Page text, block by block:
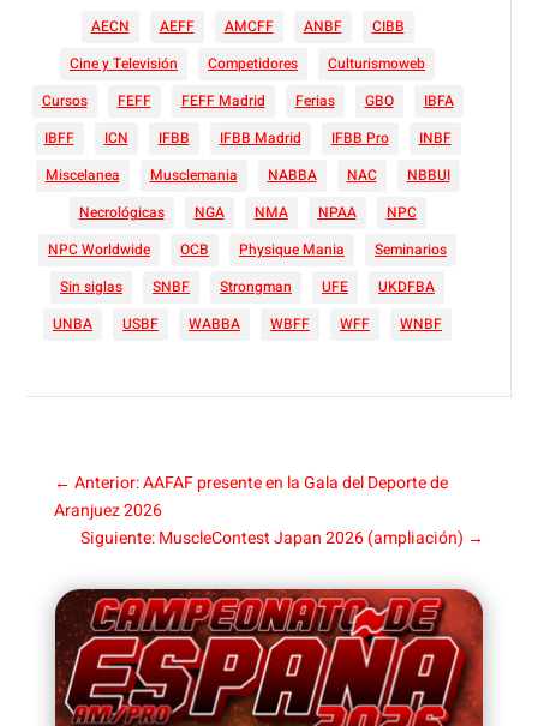
AECN AEFF AMCFF ANBF
CIBB
Cine y Televisión
Competidores
Culturismoweb
Cursos
FEFF FEFF Madrid Ferias GBO
IBFA
IBFF
ICN IFBB IFBB Madrid IFBB Pro
INBF
Miscelanea
Musclemania NABBA NAC
NBBUI
Necrológicas
NGA NMA NPAA
NPC
NPC Worldwide
OCB Physique Mania
Seminarios
Sin siglas
SNBF Strongman UFE
UKDFBA
UNBA
USBF WABBA WBFF WFF WNBF
← Anterior: AAFAF presente en la Gala del Deporte de
Aranjuez 2026
Siguiente: MuscleContest Japan 2026 (ampliación) →